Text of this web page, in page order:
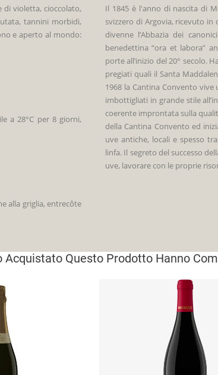
di violetta, cioccolato,
tannini morbidi,
e aperto al mondo:
a 28°C per 8 giorni,
alla griglia, entrecôte
Il 1845 è l'anno di nascita di
svizzero di Argovia, ricevuto
divenne l’Abbazia dei
benedettina “ora et labora”
porte all’inizio del 20° secolo.
pregiati quali il Santa
1968 la Cantina Convento
imbottigliati in grande stile
coerente improntata sulla
della Cantina Convento ed
uve antiche, locali e spesso
linfa. Il segreto del successo
uve, lavorare con le proprie
Acquistato Questo Prodotto Hanno